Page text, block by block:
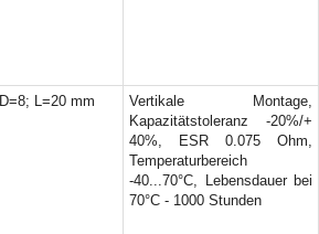
D=8; L=20 mm
Vertikale Montage,
Kapazitätstoleranz -20%/+
40%, ESR 0.075 Ohm,
Temperaturbereich
-40...70°C, Lebensdauer bei
70°C - 1000 Stunden